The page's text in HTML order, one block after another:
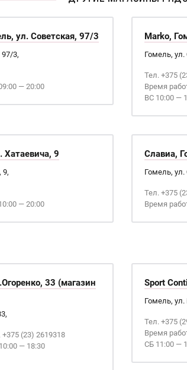
ул. Советская, 97/3
97/3,
— 20:00
Marko,
Гомель, ул.
Тел. +375
Время
ВС 10:00 —
Хатаевича, 9
9,
— 20:00
Славиа,
Гомель, ул.
Тел. +375
Время
33 (магазин
(23) 2619318
— 18:30
Sport
Гомель, ул.
Тел. +375
Время
СБ 11:00 —